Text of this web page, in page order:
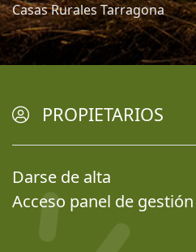
Casas Rurales Tarragona
PROPIETARIOS
Darse de alta
Acceso panel de gestión